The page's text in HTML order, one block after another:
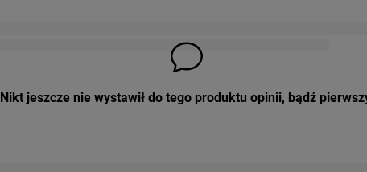
Nikt jeszcze nie wystawił do tego produktu opinii, bądź